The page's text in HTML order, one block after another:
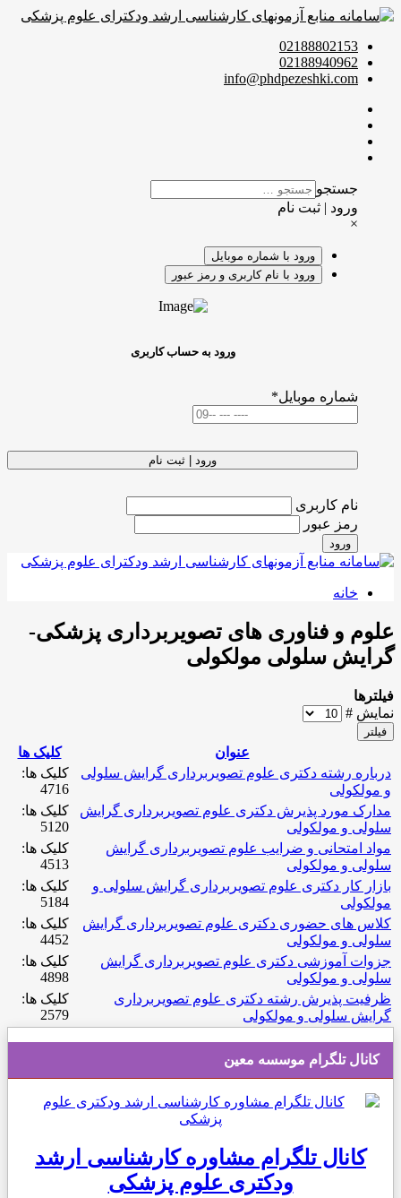
02188802153
02188940962
info@phdpezeshki.com
جستجو
ورود | ثبت نام
×
ورود با شماره موبایل
ورود با نام کاربری و رمز عبور
ورود به حساب کاربری
شماره موبایل*
ورود | ثبت نام
نام کاربری
رمز عبور
ورود
خانه
علوم و فناوری های تصویربرداری پزشکی-
گرایش سلولی مولکولی
فیلترها
نمایش #
فیلتر
عنوان
کلیک ها
درباره رشته دکتری علوم تصویربرداری گرایش سلولی
و مولکولی
کلیک ها:
4716
مدارک مورد پذیرش دکتری علوم تصویربرداری گرایش
سلولی و مولکولی
کلیک ها:
5120
مواد امتحانی و ضرایب علوم تصویربرداری گرایش
سلولی و مولکولی
کلیک ها:
4513
بازار کار دکتری علوم تصویربرداری گرایش سلولی و
مولکولی
کلیک ها:
5184
کلاس های حضوری دکتری علوم تصویربرداری گرایش
سلولی و مولکولی
کلیک ها:
4452
جزوات آموزشی دکتری علوم تصویربرداری گرایش
سلولی و مولکولی
کلیک ها:
4898
ظرفیت پذیرش رشته دکتری علوم تصویربرداری
گرایش سلولی و مولکولی
کلیک ها:
2579
کانال تلگرام موسسه معین
کانال تلگرام مشاوره کارشناسی ارشد
ودکتری علوم پزشکی